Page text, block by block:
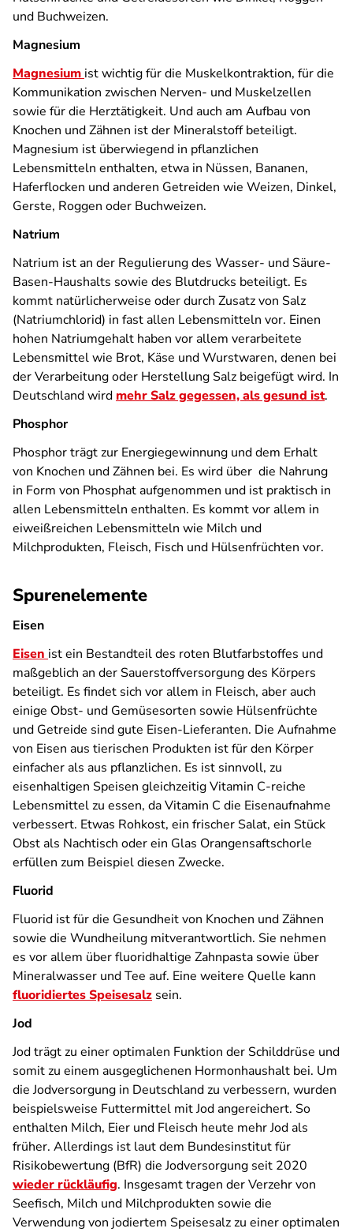
und Buchweizen.
Magnesium
Magnesium ist wichtig für die Muskelkontraktion, für die
Kommunikation zwischen Nerven- und Muskelzellen
sowie für die Herztätigkeit. Und auch am Aufbau von
Knochen und Zähnen ist der Mineralstoff beteiligt.
Magnesium ist überwiegend in pflanzlichen
Lebensmitteln enthalten, etwa in Nüssen, Bananen,
Haferflocken und anderen Getreiden wie Weizen, Dinkel,
Gerste, Roggen oder Buchweizen.
Natrium
Natrium ist an der Regulierung des Wasser- und Säure-
Basen-Haushalts sowie des Blutdrucks beteiligt. Es
kommt natürlicherweise oder durch Zusatz von Salz
(Natriumchlorid) in fast allen Lebensmitteln vor. Einen
hohen Natriumgehalt haben vor allem verarbeitete
Lebensmittel wie Brot, Käse und Wurstwaren, denen bei
der Verarbeitung oder Herstellung Salz beigefügt wird. In
Deutschland wird mehr Salz gegessen, als gesund ist.
Phosphor
Phosphor trägt zur Energiegewinnung und dem Erhalt
von Knochen und Zähnen bei. Es wird über die Nahrung
in Form von Phosphat aufgenommen und ist praktisch in
allen Lebensmitteln enthalten. Es kommt vor allem in
eiweißreichen Lebensmitteln wie Milch und
Milchprodukten, Fleisch, Fisch und Hülsenfrüchten vor.
Spurenelemente
Eisen
Eisen ist ein Bestandteil des roten Blutfarbstoffes und
maßgeblich an der Sauerstoffversorgung des Körpers
beteiligt. Es findet sich vor allem in Fleisch, aber auch
einige Obst- und Gemüsesorten sowie Hülsenfrüchte
und Getreide sind gute Eisen-Lieferanten. Die Aufnahme
von Eisen aus tierischen Produkten ist für den Körper
einfacher als aus pflanzlichen. Es ist sinnvoll, zu
eisenhaltigen Speisen gleichzeitig Vitamin C-reiche
Lebensmittel zu essen, da Vitamin C die Eisenaufnahme
verbessert. Etwas Rohkost, ein frischer Salat, ein Stück
Obst als Nachtisch oder ein Glas Orangensaftschorle
erfüllen zum Beispiel diesen Zwecke.
Fluorid
Fluorid ist für die Gesundheit von Knochen und Zähnen
sowie die Wundheilung mitverantwortlich. Sie nehmen
es vor allem über fluoridhaltige Zahnpasta sowie über
Mineralwasser und Tee auf. Eine weitere Quelle kann
fluoridiertes Speisesalz sein.
Jod
Jod trägt zu einer optimalen Funktion der Schilddrüse und
somit zu einem ausgeglichenen Hormonhaushalt bei. Um
die Jodversorgung in Deutschland zu verbessern, wurden
beispielsweise Futtermittel mit Jod angereichert. So
enthalten Milch, Eier und Fleisch heute mehr Jod als
früher. Allerdings ist laut dem Bundesinstitut für
Risikobewertung (BfR) die Jodversorgung seit 2020
wieder rückläufig. Insgesamt tragen der Verzehr von
Seefisch, Milch und Milchprodukten sowie die
Verwendung von jodiertem Speisesalz zu einer optimalen